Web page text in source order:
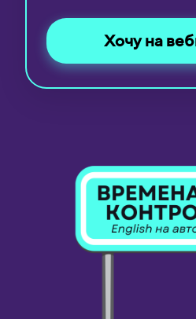
Хочу на